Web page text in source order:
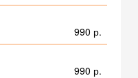
990 р.
990 р.